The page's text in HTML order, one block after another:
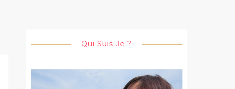
Qui Suis-Je ?